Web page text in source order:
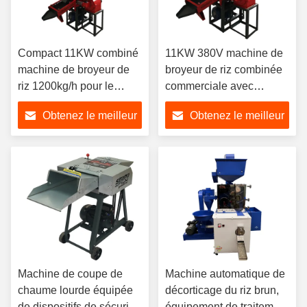
Compact 11KW combiné
machine de broyeur de
riz 1200kg/h pour le
traitement commercial de
broyage de grain
Obtenez le meilleur
11KW 380V machine de
broyeur de riz combinée
commerciale avec
ascenseur pour un
traitement efficace des
céréales
Obtenez le meilleur
Machine de coupe de
chaume lourde équipée
Machine automatique de
décorticage du riz brun,